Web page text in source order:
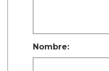
Nombre: